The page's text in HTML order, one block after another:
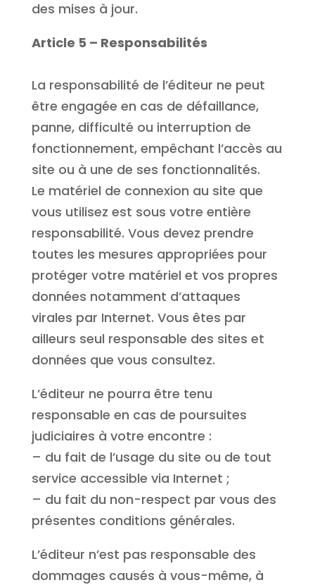
des mises à jour.
Article 5 – Responsabilités
La responsabilité de l’éditeur ne peut
être engagée en cas de défaillance,
panne, difficulté ou interruption de
fonctionnement, empêchant l’accès au
site ou à une de ses fonctionnalités.
Le matériel de connexion au site que
vous utilisez est sous votre entière
responsabilité. Vous devez prendre
toutes les mesures appropriées pour
protéger votre matériel et vos propres
données notamment d’attaques
virales par Internet. Vous êtes par
ailleurs seul responsable des sites et
données que vous consultez.
L’éditeur ne pourra être tenu
responsable en cas de poursuites
judiciaires à votre encontre :
– du fait de l’usage du site ou de tout
service accessible via Internet ;
– du fait du non-respect par vous des
présentes conditions générales.
L’éditeur n’est pas responsable des
dommages causés à vous-même, à